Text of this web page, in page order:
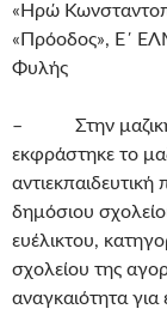
«Ηρώ
«Πρόοδος», Ε΄
Φυλής
– Στην μαζική
εκφράστηκε το
δημόσιου
ευέλικτου,
σχολείου της
αναγκαιότητα